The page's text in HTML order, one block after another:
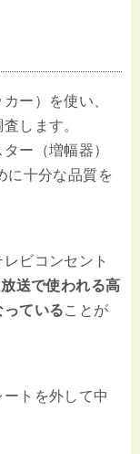
ー）を使い、
します。
ー（増幅器）
に十分な品質を
ビコンセント
送で使われる高
ていることが
トを外して中